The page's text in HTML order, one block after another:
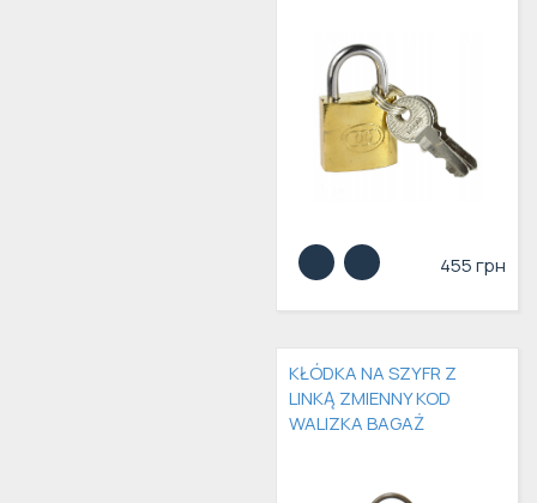
455 грн
KŁÓDKA NA SZYFR Z
LINKĄ ZMIENNY KOD
WALIZKA BAGAŻ